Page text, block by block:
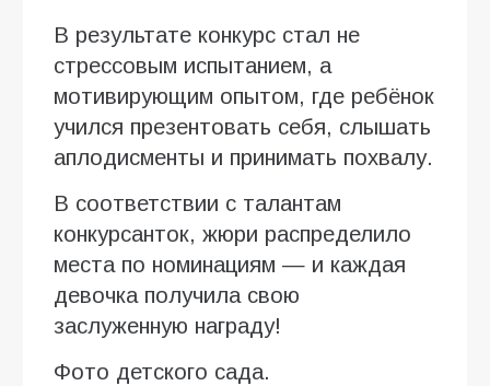
В результате конкурс стал не
стрессовым испытанием, а
мотивирующим опытом, где ребёнок
учился презентовать себя, слышать
аплодисменты и принимать похвалу.
В соответствии с талантам
конкурсанток, жюри распределило
места по номинациям — и каждая
девочка получила свою
заслуженную награду!
Фото детского сада.